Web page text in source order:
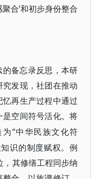
合’和初步身份整合
备忘录反思，本研
发现，社团在推动
再生产过程中通过
空间符号活化。将
为“中华民族文化符
识的制度赋权。例
，其修缮工程同步纳